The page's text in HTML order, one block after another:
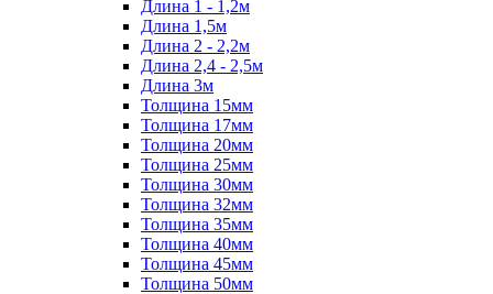
Длина 1 - 1,2м
Длина 1,5м
Длина 2 - 2,2м
Длина 2,4 - 2,5м
Длина 3м
Толщина 15мм
Толщина 17мм
Толщина 20мм
Толщина 25мм
Толщина 30мм
Толщина 32мм
Толщина 35мм
Толщина 40мм
Толщина 45мм
Толщина 50мм